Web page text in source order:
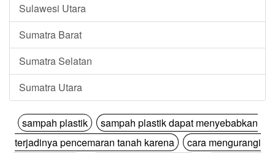
Sulawesi Utara
Sumatra Barat
Sumatra Selatan
Sumatra Utara
sampah plastik
sampah plastik dapat menyebabkan
terjadinya pencemaran tanah karena
cara mengurangi